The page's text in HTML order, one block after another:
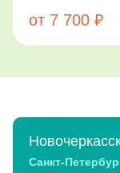
от 7 700 ₽
Санкт-